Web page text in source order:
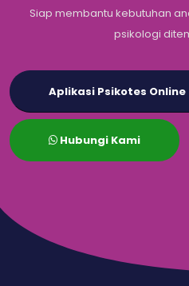
Siap membantu kebutuhan
psikologi
Aplikasi Psikotes Online
Hubungi Kami